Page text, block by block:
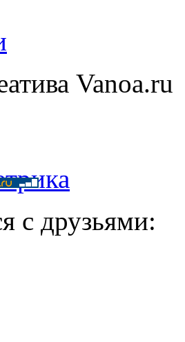
Vanoa.ru
с друзьями: